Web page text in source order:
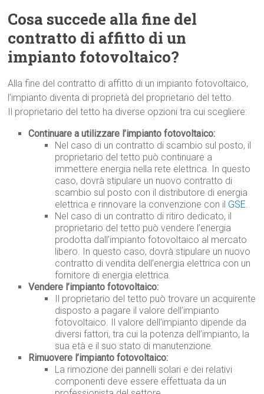
Cosa succede alla fine del
contratto di affitto di un
impianto fotovoltaico?
Alla fine del contratto di affitto di un impianto fotovoltaico,
l’impianto diventa di proprietà del proprietario del tetto.
Il proprietario del tetto ha diverse opzioni tra cui scegliere:
Continuare a utilizzare l’impianto fotovoltaico:
Nel caso di un contratto di scambio sul posto, il
proprietario del tetto può continuare a
immettere energia nella rete elettrica. In questo
caso, dovrà stipulare un nuovo contratto di
scambio sul posto con il distributore di energia
elettrica e rinnovare la convenzione con il GSE.
Nel caso di un contratto di ritiro dedicato, il
proprietario del tetto può vendere l’energia
prodotta dall’impianto fotovoltaico al mercato
libero. In questo caso, dovrà stipulare un nuovo
contratto di vendita dell’energia elettrica con un
fornitore di energia elettrica.
Vendere l’impianto fotovoltaico:
Il proprietario del tetto può trovare un acquirente
disposto a pagare il valore dell’impianto
fotovoltaico. Il valore dell’impianto dipende da
diversi fattori, tra cui la potenza dell’impianto, la
sua età e il suo stato di manutenzione.
Rimuovere l’impianto fotovoltaico:
La rimozione dei pannelli solari e dei relativi
componenti deve essere effettuata da un